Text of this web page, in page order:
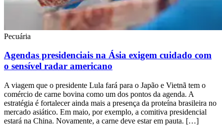
Pecuária
Agendas presidenciais na Ásia exigem cuidado com
o sensível radar americano
A viagem que o presidente Lula fará para o Japão e Vietnã tem o
comércio de carne bovina como um dos pontos da agenda. A
estratégia é fortalecer ainda mais a presença da proteína brasileira no
mercado asiático. Em maio, por exemplo, a comitiva presidencial
estará na China. Novamente, a carne deve estar em pauta. […]